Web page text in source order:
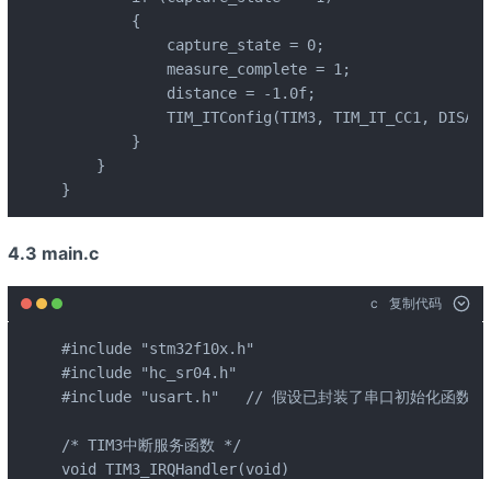
        {
            capture_state = 0;
            measure_complete = 1;
            distance = -1.0f;
TIM_ITConfig(TIM3, TIM_IT_CC1,
        }
    }
}
4.3 main.c
c 复制代码
#include "stm32f10x.h"
#include "hc_sr04.h"
#include "usart.h"   // 假设已封装了串口初始化函数
/* TIM3中断服务函数 */
void TIM3_IRQHandler(void)